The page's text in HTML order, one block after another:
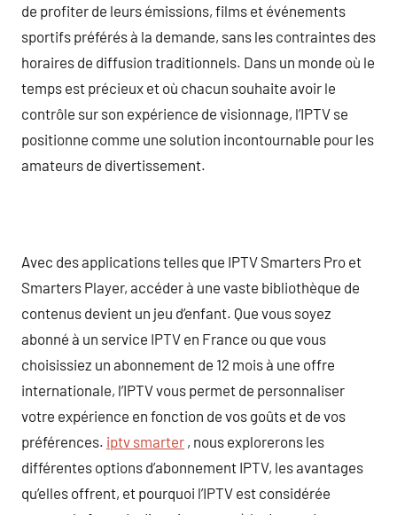
de profiter de leurs émissions, films et événements
sportifs préférés à la demande, sans les contraintes des
horaires de diffusion traditionnels. Dans un monde où le
temps est précieux et où chacun souhaite avoir le
contrôle sur son expérience de visionnage, l’IPTV se
positionne comme une solution incontournable pour les
amateurs de divertissement.
Avec des applications telles que IPTV Smarters Pro et
Smarters Player, accéder à une vaste bibliothèque de
contenus devient un jeu d’enfant. Que vous soyez
abonné à un service IPTV en France ou que vous
choisissiez un abonnement de 12 mois à une offre
internationale, l’IPTV vous permet de personnaliser
votre expérience en fonction de vos goûts et de vos
préférences. iptv smarter , nous explorerons les
différentes options d’abonnement IPTV, les avantages
qu’elles offrent, et pourquoi l’IPTV est considérée